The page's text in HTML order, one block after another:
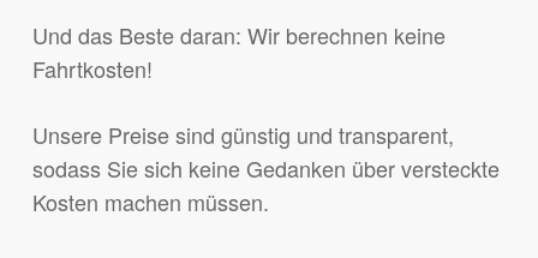
Und das Beste daran: Wir berechnen keine
Fahrtkosten!
Unsere Preise sind günstig und transparent,
sodass Sie sich keine Gedanken über versteckte
Kosten machen müssen.